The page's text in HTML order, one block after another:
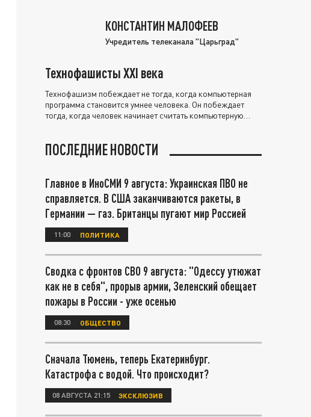
КОНСТАНТИН МАЛОФЕЕВ
Учредитель телеканала "Царьград"
Технофашисты XXI века
Технофашизм побеждает не тогда, когда компьютерная
программа становится умнее человека. Он побеждает
тогда, когда человек начинает считать компьютерную
ПОСЛЕДНИЕ НОВОСТИ
Главное в ИноСМИ 9 августа: Украинская ПВО не
справляется. В США заканчиваются ракеты, в
Германии — газ. Британцы пугают мир Россией
11:00 ПОЛИТИКА
Сводка с фронтов СВО 9 августа: "Одессу утюжат
как не в себя", прорыв армии, Зеленский обещает
пожары в России - уже осенью
08:30 ОБЩЕСТВО
Сначала Тюмень, теперь Екатеринбург.
Катастрофа с водой. Что происходит?
08 АВГУСТА 21:15 ЭКСКЛЮЗИВ